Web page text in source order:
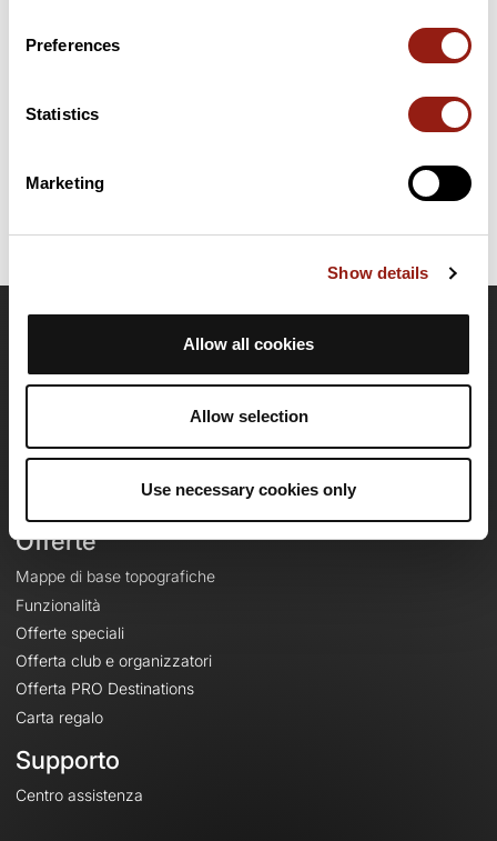
Preferences
Statistics
Marketing
Show details
Allow all cookies
Allow selection
Use necessary cookies only
de-Provence. Presenta una salita cumulativa di oltre 370m.
Prevedi circa 2 ore e 4 minuti per completare questo percorso.
Team
Offerte
Mappe di base topografiche
Funzionalità
Offerte speciali
Offerta club e organizzatori
Offerta PRO Destinations
Carta regalo
Supporto
Centro assistenza